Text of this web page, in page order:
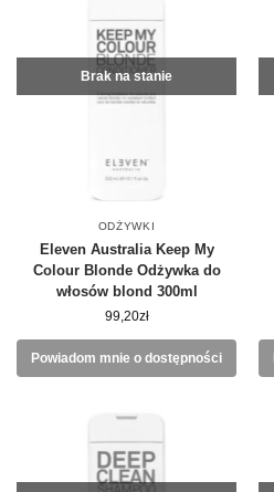
Brak na stanie
ODŻYWKI
Eleven Australia Keep My
Colour Blonde Odżywka do
włosów blond 300ml
99,20zł
Powiadom mnie o dostępności